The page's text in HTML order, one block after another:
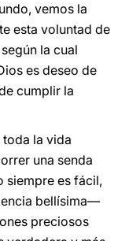
vemos la
esta voluntad de
la cual
es deseo de
cumplir la
toda la vida
una senda
siempre es fácil,
bellísima—
preciosos